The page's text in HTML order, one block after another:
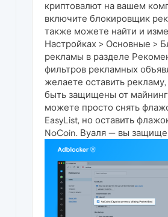
криптовалют на вашем
включите блокировщик
также можете найти и
Настройках > Основные >
рекламы в разделе
фильтров рекламных
желаете оставить
быть защищены от
можете просто снять
EasyList, но оставить
NoCoin. Вуаля — вы